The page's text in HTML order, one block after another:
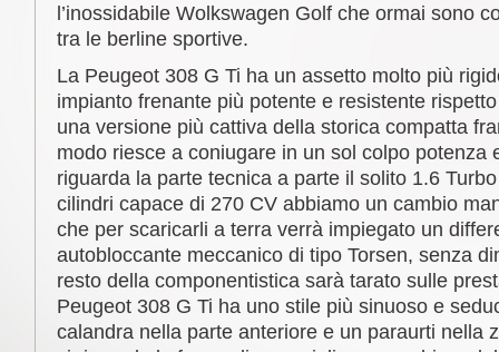
l’inossidabile Wolkswagen Golf che ormai sono
tra le berline sportive.
La Peugeot 308 G Ti ha un assetto molto più
impianto frenante più potente e resistente
una versione più cattiva della storica compatta
modo riesce a coniugare in un sol colpo potenza
riguarda la parte tecnica a parte il solito 1.6
cilindri capace di 270 CV abbiamo un cambio
che per scaricarli a terra verrà impiegato un
autobloccante meccanico di tipo Torsen, senza
resto della componentistica sarà tarato sulle
Peugeot 308 G Ti ha uno stile più sinuoso e
calandra nella parte anteriore e un paraurti nella